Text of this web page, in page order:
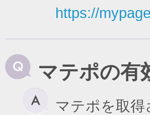
https://
マテポの有
マテポを取